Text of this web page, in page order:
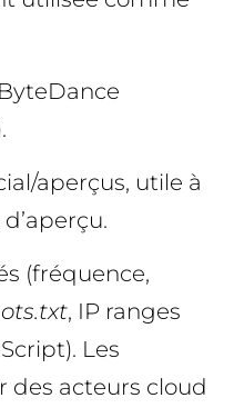
aperçus, utile à
(fréquence,
, IP ranges
Les
des acteurs cloud